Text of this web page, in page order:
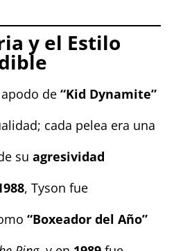
y el Estilo
de “Kid Dynamite”
cada pelea era una
su agresividad
, Tyson fue
“Boxeador del Año”